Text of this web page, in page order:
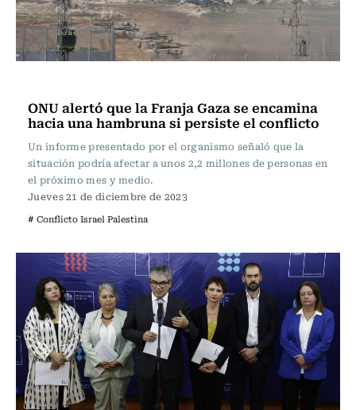
ONU alertó que la Franja Gaza se encamina
hacia una hambruna si persiste el conflicto
Un informe presentado por el organismo señaló que la
situación podría afectar a unos 2,2 millones de personas en
el próximo mes y medio.
Jueves 21 de diciembre de 2023
# Conflicto Israel Palestina